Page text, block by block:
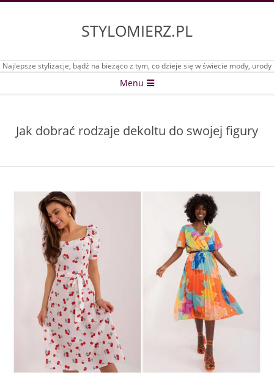
STYLOMIERZ.PL
Najlepsze stylizacje, bądź na bieżąco z tym, co dzieje się w świecie mody, urody
Menu
Jak dobrać rodzaje dekoltu do swojej figury